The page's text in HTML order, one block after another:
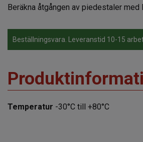
Beräkna åtgången av piedestaler med
Beställningsvara. Leveranstid 10-15
Temperatur -30°C till +80°C